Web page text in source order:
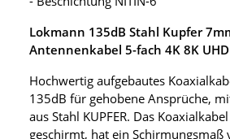
Lokmann 135dB Stahl Kupfer
Antennenkabel 5-fach 4K 8K UHD
Hochwertig aufgebautes
135dB für gehobene Ansprüche,
aus Stahl KUPFER. Das
geschirmt, hat ein Schirmungsmaß